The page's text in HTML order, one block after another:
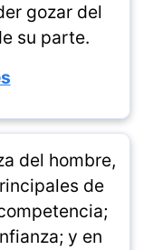
gozar del
su parte.
del hombre,
de
y en